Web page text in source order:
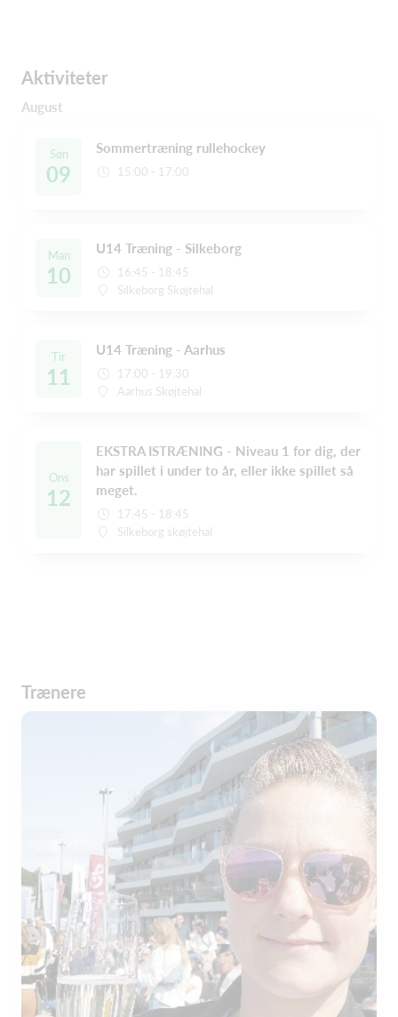
Aktiviteter
August
Søn
09
Sommertræning rullehockey
15:00 - 17:00
Man
10
U14 Træning - Silkeborg
16:45 - 18:45
Silkeborg Skøjtehal
Tir
11
U14 Træning - Aarhus
17:00 - 19:30
Aarhus Skøjtehal
Ons
12
EKSTRA ISTRÆNING - Niveau 1 for dig, der
har spillet i under to år, eller ikke spillet så
meget.
17:45 - 18:45
Silkeborg skøjtehal
Trænere